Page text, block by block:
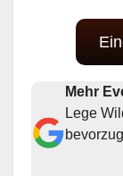
Mehr
Lege